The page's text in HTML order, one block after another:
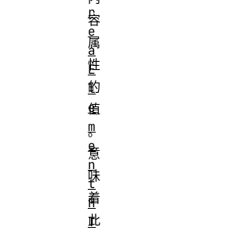
容
属
性
的
值
。
意
味
着
此
r
e
a
E
l
e
m
e
n
t
H
T